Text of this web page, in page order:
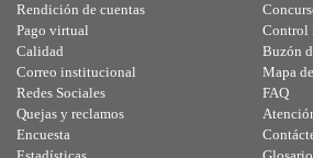
Rendición de cuentas
Pago virtual
Calidad
Control
Buzón
Correo institucional
Redes Sociales
Quejas y reclamos
Encuesta
Mapa
FAQ